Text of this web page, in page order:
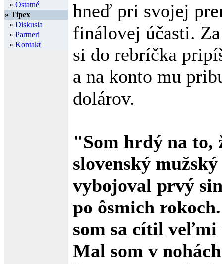
» Ostatné
» Tipex
» Diskusia
» Partneri
» Kontakt
hneď pri svojej
finálovej účasti.
si do rebríčka
a na konto mu
dolárov.
"Som hrdý na to,
slovenský
vybojoval prvý
po ôsmich
som sa cítil veľmi
Mal som v